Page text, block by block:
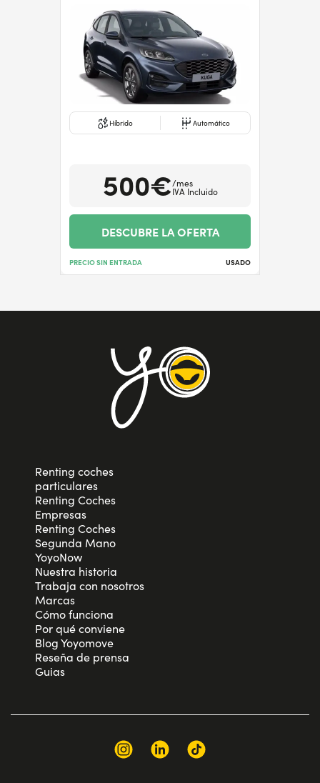
Híbrido Automático
500€/mes
IVA Incluido
DESCUBRE LA OFERTA
PRECIO SIN ENTRADA USADO
Renting coches
particulares
Renting Coches
Empresas
Renting Coches
Segunda Mano
YoyoNow
Nuestra historia
Trabaja con nosotros
Marcas
Cómo funciona
Por qué conviene
Blog Yoyomove
Reseña de prensa
Guias